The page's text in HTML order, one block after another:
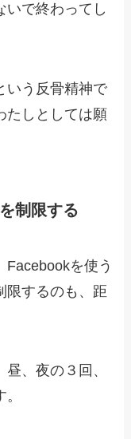
いで終わってし
いう反骨精神で
たしとしては願
制限する
Facebookを使う
限するのも、距
、夜の３回、